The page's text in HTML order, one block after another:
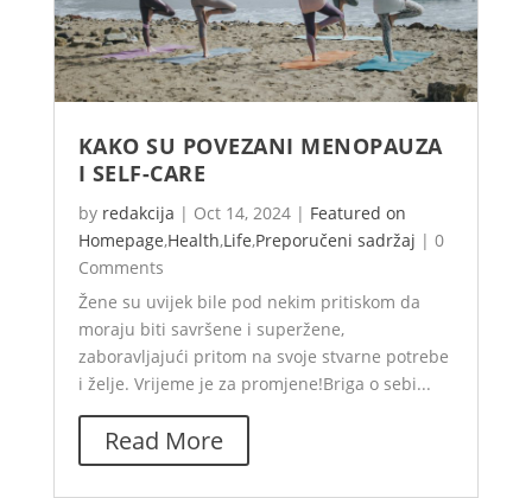
KAKO SU POVEZANI MENOPAUZA
I SELF-CARE
by redakcija | Oct 14, 2024 | Featured on
Homepage,Health,Life,Preporučeni sadržaj | 0
Comments
Žene su uvijek bile pod nekim pritiskom da
moraju biti savršene i superžene,
zaboravljajući pritom na svoje stvarne potrebe
i želje. Vrijeme je za promjene!Briga o sebi...
Read More